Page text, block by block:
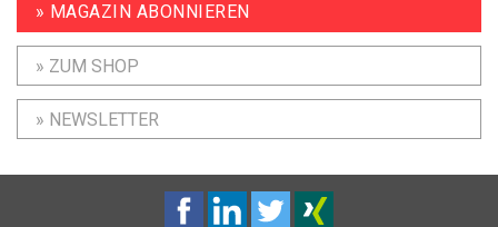
» MAGAZIN ABONNIEREN
» ZUM SHOP
» NEWSLETTER